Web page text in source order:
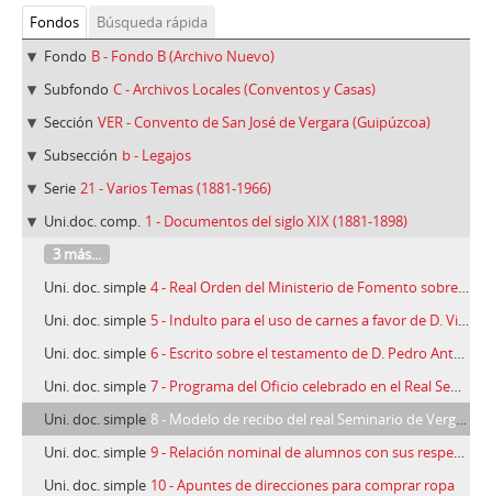
Fondos
Búsqueda rápida
Fondo B - Fondo B (Archivo Nuevo)
Subfondo C - Archivos Locales (Conventos y Casas)
Sección VER - Convento de San José de Vergara (Guipúzcoa)
Subsección b - Legajos
Serie 21 - Varios Temas (1881-1966)
Uni.doc. comp. 1 - Documentos del siglo XIX (1881-1898)
3 más...
Uni. doc. simple 4 - Real Orden del Ministerio de Fomento sobre la Gimnasia como asignatura obligatoria en los Institutos de 2.ª Enseñanza, 27/08/1897
Uni. doc. simple 5 - Indulto para el uso de carnes a favor de D. Vicente Aizpuru y Aguirrezabala concedido por el Comisario General de la Santa Cruzada, D. Wenceslao Sangüesa y Guia, 25/03/1898
Uni. doc. simple 6 - Escrito sobre el testamento de D. Pedro Antonio de Escuza relativo a cuatro becas otorgadas al Real Seminario de Vergara, 17/02/1882
Uni. doc. simple 7 - Programa del Oficio celebrado en el Real Seminario de Vergara por los PP. Dominicos
Uni. doc. simple 8 - Modelo de recibo del real Seminario de Vergara expedido a los Seminaristas por gastos de pensión y demás
Uni. doc. simple 9 - Relación nominal de alumnos con sus respectivas calificaciones en distintas asignaturas del Real Seminario de Vergara
Uni. doc. simple 10 - Apuntes de direcciones para comprar ropa